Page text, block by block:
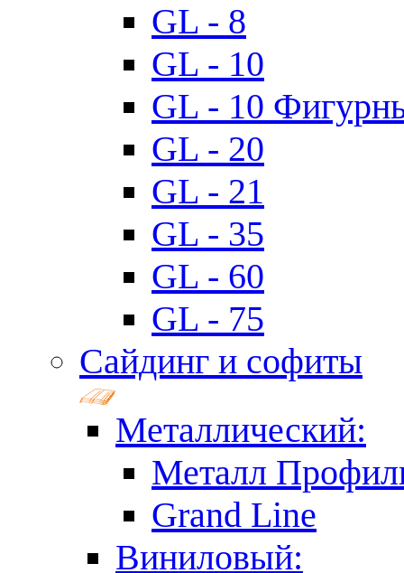
GL - 8
GL - 10
GL - 10
GL - 20
GL - 21
GL - 35
GL - 60
GL - 75
Сайдинг и софиты
Металлический:
Металл
Grand Line
Виниловый: